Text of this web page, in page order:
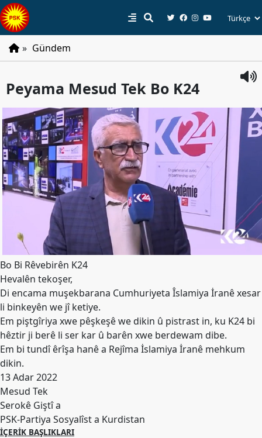
Tarihçe
Parti
Programı
Parti
Tüzüğü
YÖNETIM
Başkan
Başkan
Yardımcıları
Merkez
Yönetim
Kurulu
Kadın
Kolları
Parti
İl
Örgütleri
Gençlik
Kolları
» Gündem
Peyama Mesud Tek Bo K24
Bo Bi Rêvebirên K24
Hevalên tekoşer,
Di encama muşekbarana Cumhuriyeta Îslamiya İranê xesar
li binkeyên we jî ketiye.
Em piştgîriya xwe pêşkeşê we dikin û pistrast in, ku K24 bi
hêztir ji berê li ser kar û barên xwe berdewam dibe.
Em bi tundî êrîşa hanê a Rejîma İslamiya İranê mehkum
dikin.
13 Adar 2022
Mesud Tek
Serokê Giştî a
PSK-Partiya Sosyalîst a Kurdistan
İÇERIK BAŞLIKLARI